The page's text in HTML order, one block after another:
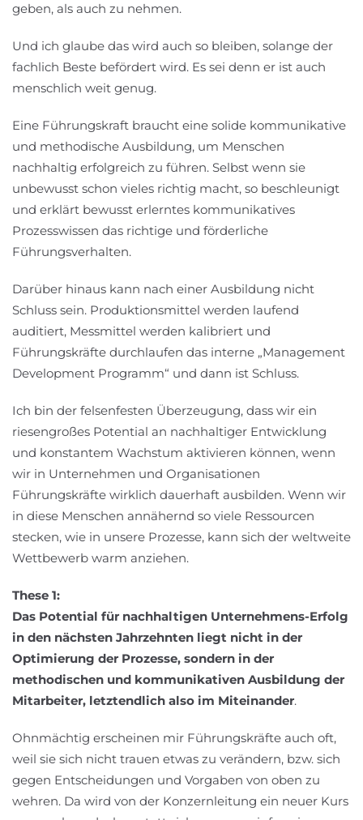
geben, als auch zu nehmen.
Und ich glaube das wird auch so bleiben, solange der
fachlich Beste befördert wird. Es sei denn er ist auch
menschlich weit genug.
Eine Führungskraft braucht eine solide kommunikative
und methodische Ausbildung, um Menschen
nachhaltig erfolgreich zu führen. Selbst wenn sie
unbewusst schon vieles richtig macht, so beschleunigt
und erklärt bewusst erlerntes kommunikatives
Prozesswissen das richtige und förderliche
Führungsverhalten.
Darüber hinaus kann nach einer Ausbildung nicht
Schluss sein. Produktionsmittel werden laufend
auditiert, Messmittel werden kalibriert und
Führungskräfte durchlaufen das interne „Management
Development Programm“ und dann ist Schluss.
Ich bin der felsenfesten Überzeugung, dass wir ein
riesengroßes Potential an nachhaltiger Entwicklung
und konstantem Wachstum aktivieren können, wenn
wir in Unternehmen und Organisationen
Führungskräfte wirklich dauerhaft ausbilden. Wenn wir
in diese Menschen annähernd so viele Ressourcen
stecken, wie in unsere Prozesse, kann sich der weltweite
Wettbewerb warm anziehen.
These 1:
Das Potential für nachhaltigen Unternehmens-Erfolg
in den nächsten Jahrzehnten liegt nicht in der
Optimierung der Prozesse, sondern in der
methodischen und kommunikativen Ausbildung der
Mitarbeiter, letztendlich also im Miteinander.
Ohnmächtig erscheinen mir Führungskräfte auch oft,
weil sie sich nicht trauen etwas zu verändern, bzw. sich
gegen Entscheidungen und Vorgaben von oben zu
wehren. Da wird von der Konzernleitung ein neuer Kurs